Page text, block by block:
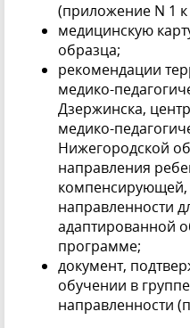
(приложение N 1
медицинскую
образца;
рекомендации
медико-
Дзержинска,
медико-
Нижегородской
направления
направленности
адаптированной
программе;
документ,
обучении в
направленности